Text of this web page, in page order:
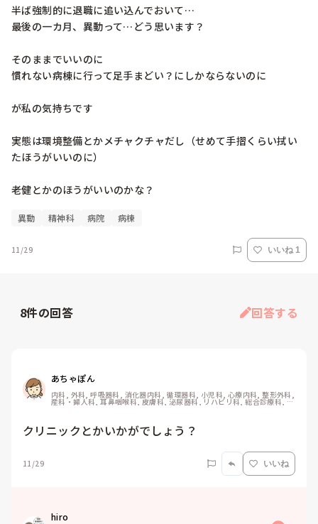
半ば強制的に退職に追い込んでおいて…
最後の一カ月、異動って…どう思います？
そのままでいいのに
慣れない病棟に行って足手まどい？にしかならないのに
が私の気持ちです
実態は環境整備とかメチャクチャだし（せめて手摺くらい拭い
たほうがいいのに）
老健とかのほうがいいのかな？
異動 精神科 病院 病棟
11/29 いいね 1
8件の回答 回答する
あちゃぽん
内科, 外科, 呼吸器科, 消化器内科, 循環器科, 小児科, 心療内科, 整形外科,
産科・婦人科, 耳鼻咽喉科, 皮膚科, 泌尿器科, リハビリ科, 総合診療科, 救
急科, 超急性期, ICU, CCU, HCU, その他の科, ママナース, 外来, 神経内
クリニックとかいかがでしょう？
11/29 いいね
hiro